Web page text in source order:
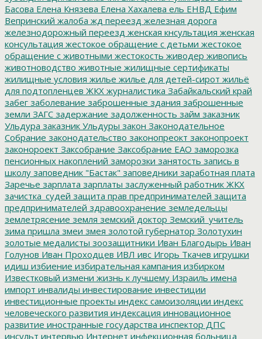
Басова Елена Князева Елена Хахалева ель ЕНВД Ефим
Вепринский жалоба жд переезд железная дорога
железнодорожный переезд женская кнсультация женская
консультация жестокое обращение с детьми жестокое
обращение с животными жестокость живодер живопись
животноводство животные жилищные сертификаты
жилищные условия жилье жилье для детей-сирот жильё
для подтопленцев ЖКХ журналистика Забайкальский край
забег заболевание заброшенные здания заброшенные
земли ЗАГС задержание задолженность займ заказник
Ульдура заказник Ульдуры закон Законодательное
Собрание законодательство законопреокт законопроект
законороект Заксобрание Заксобрание ЕАО заморозка
пенсионных накоплений заморозки занятость запись в
школу заповедник "Бастак" заповедники заработная плата
Заречье зарплата зарплаты заслуженный работник ЖКХ
зачистка_судей защита прав предпринимателей защита
предпринимателей здравоохранение земледельцы
землетрясение земля земский доктор Земский_учитель
зима пришла змеи змея золотой губернатор Золотухин
золотые медалисты зоозащитники Иван Благодырь Иван
Голунов Иван Проходцев ИВЛ ивс Игорь Ткачев игрушки
идиш избиение избирательная кампания избирком
Известковый измени жизнь к лучшему Израиль имена
импорт инвалиды инвестирование инвестиции
инвестиционные проекты индекс самоизоляции индекс
человеческого развития индексация инновационное
развитие иностранные государства инспектор ДПС
инсульт интервью Интернет инфекционная больница